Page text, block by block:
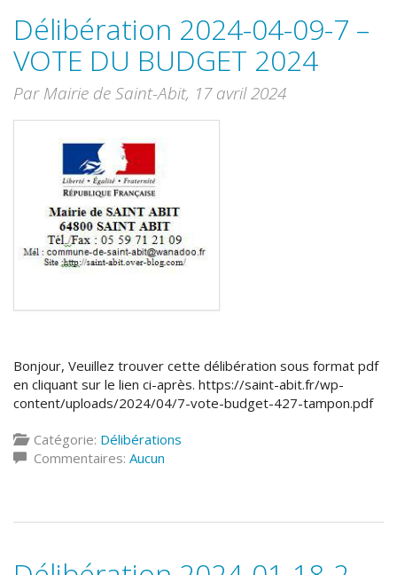
Délibération 2024-04-09-7 –
VOTE DU BUDGET 2024
Par Mairie de Saint-Abit, 17 avril 2024
Bonjour, Veuillez trouver cette délibération sous format pdf
en cliquant sur le lien ci-après. https://saint-abit.fr/wp-
content/uploads/2024/04/7-vote-budget-427-tampon.pdf
Catégorie: Délibérations
Commentaires: Aucun